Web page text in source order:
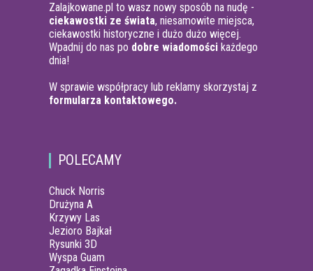
Zalajkowane.pl to wasz nowy sposób na nudę -
ciekawostki ze świata, niesamowite miejsca,
ciekawostki historyczne i dużo dużo więcej.
Wpadnij do nas po dobre wiadomości każdego
dnia!
W sprawie współpracy lub reklamy skorzystaj z
formularza kontaktowego.
POLECAMY
Chuck Norris
Drużyna A
Krzywy Las
Jezioro Bajkał
Rysunki 3D
Wyspa Guam